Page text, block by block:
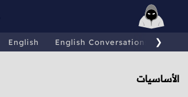
English English Conversations ❯
الأساسيات